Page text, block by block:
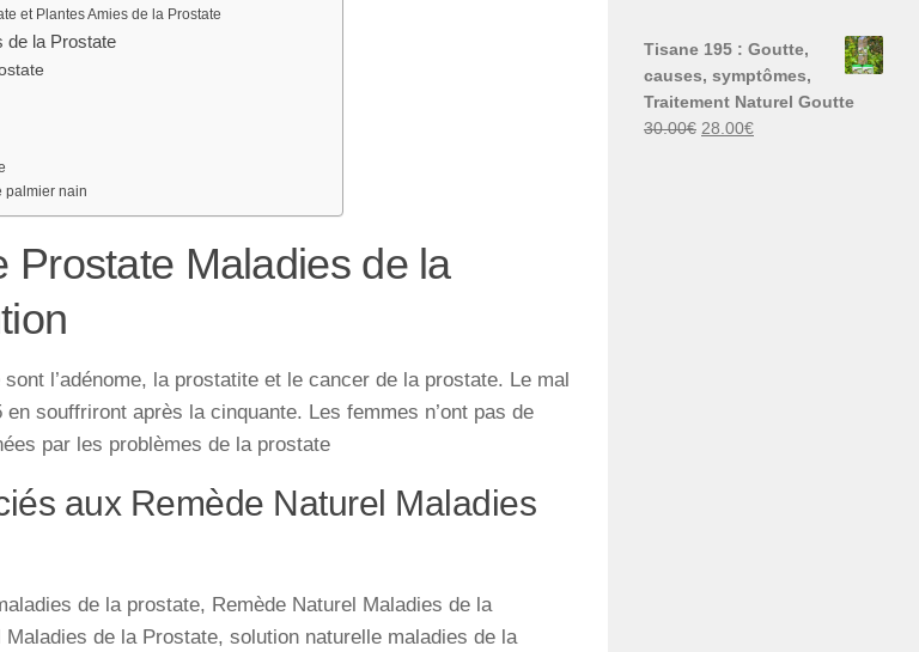
et Plantes Amies de la Prostate
de la Prostate
palmier nain
Prostate Maladies de la
l’adénome, la prostatite et le cancer de la prostate. Le mal
souffriront après la cinquante. Les femmes n’ont pas de
par les problèmes de la prostate
aux Remède Naturel Maladies
de la prostate, Remède Naturel Maladies de la
de la Prostate, solution naturelle maladies de la
30.00€.
est :
Tisane 195 : Goutte,
causes, symptômes,
Traitement Naturel Goutte
30.00€ Le
28.00€Le